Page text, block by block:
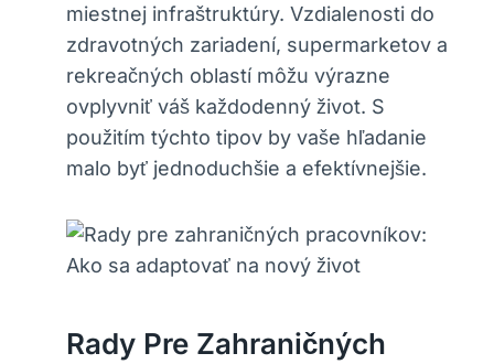
miestnej infraštruktúry. Vzdialenosti do
zdravotných zariadení, supermarketov a
rekreačných oblastí môžu výrazne
ovplyvniť váš každodenný život. S
použitím týchto tipov by vaše hľadanie
malo byť jednoduchšie a efektívnejšie.
Rady Pre Zahraničných